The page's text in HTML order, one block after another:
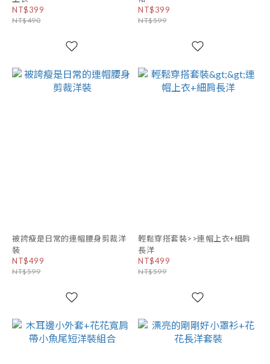
NT$399
NT$490
NT$399
NT$599
被誇瘦是日常的連帽腰身剪裁洋
裝
NT$499
NT$599
輕鬆穿搭套裝>>連帽上衣+細肩
長洋
NT$499
NT$599